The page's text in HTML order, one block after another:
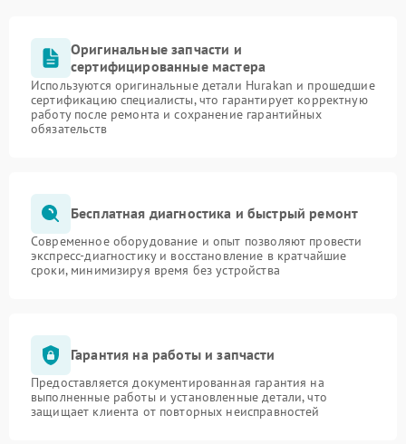
Оригинальные запчасти и
сертифицированные мастера
Используются оригинальные детали Hurakan и прошедшие
сертификацию специалисты, что гарантирует корректную
работу после ремонта и сохранение гарантийных
обязательств
Бесплатная диагностика и быстрый ремонт
Современное оборудование и опыт позволяют провести
экспресс-диагностику и восстановление в кратчайшие
сроки, минимизируя время без устройства
Гарантия на работы и запчасти
Предоставляется документированная гарантия на
выполненные работы и установленные детали, что
защищает клиента от повторных неисправностей